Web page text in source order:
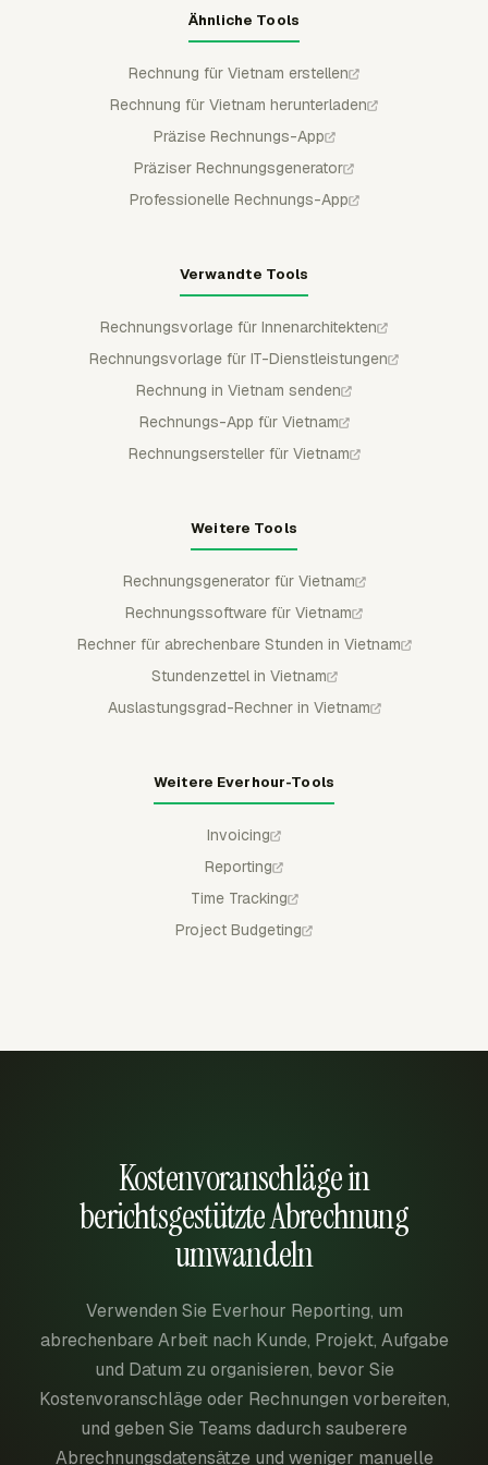
Ähnliche Tools
Rechnung für Vietnam erstellen
Rechnung für Vietnam herunterladen
Präzise Rechnungs-App
Präziser Rechnungsgenerator
Professionelle Rechnungs-App
Verwandte Tools
Rechnungsvorlage für Innenarchitekten
Rechnungsvorlage für IT-Dienstleistungen
Rechnung in Vietnam senden
Rechnungs-App für Vietnam
Rechnungsersteller für Vietnam
Weitere Tools
Rechnungsgenerator für Vietnam
Rechnungssoftware für Vietnam
Rechner für abrechenbare Stunden in Vietnam
Stundenzettel in Vietnam
Auslastungsgrad-Rechner in Vietnam
Weitere Everhour-Tools
Invoicing
Reporting
Time Tracking
Project Budgeting
Kostenvoranschläge in
berichtsgestützte Abrechnung
umwandeln
Verwenden Sie Everhour Reporting, um
abrechenbare Arbeit nach Kunde, Projekt, Aufgabe
und Datum zu organisieren, bevor Sie
Kostenvoranschläge oder Rechnungen vorbereiten,
und geben Sie Teams dadurch sauberere
Abrechnungsdatensätze und weniger manuelle